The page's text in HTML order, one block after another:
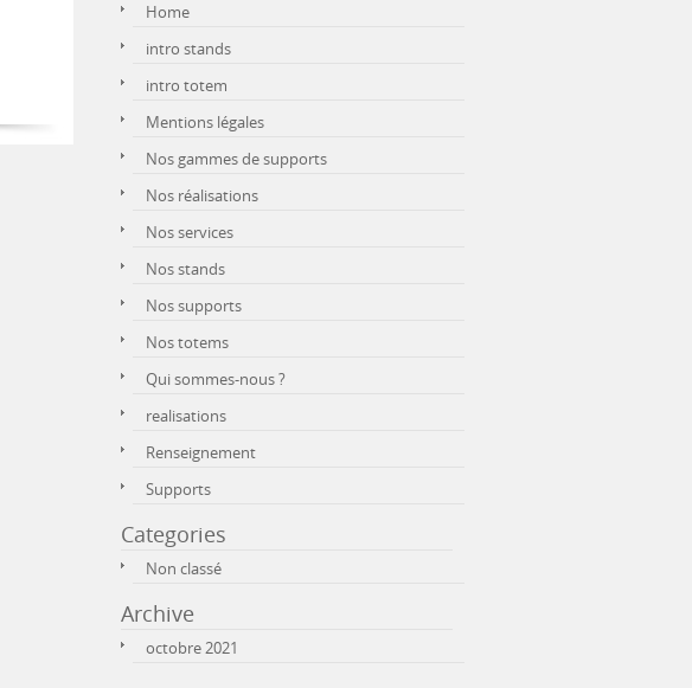
Home
intro stands
intro totem
Mentions légales
Nos gammes de supports
Nos réalisations
Nos services
Nos stands
Nos supports
Nos totems
Qui sommes-nous ?
realisations
Renseignement
Supports
Categories
Non classé
Archive
octobre 2021